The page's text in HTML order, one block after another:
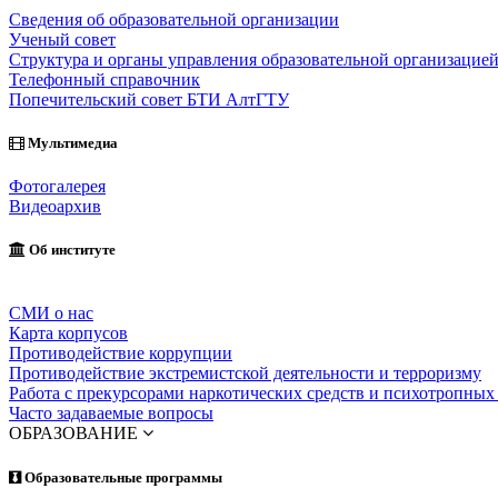
Сведения об образовательной организации
Ученый совет
Структура и органы управления образовательной организацией
Телефонный справочник
Попечительский совет БТИ АлтГТУ
Мультимедиа
Фотогалерея
Видеоархив
Об институте
СМИ о нас
Карта корпусов
Противодействие коррупции
Противодействие экстремистской деятельности и терроризму
Работа с прекурсорами наркотических средств и
Часто задаваемые вопросы
ОБРАЗОВАНИЕ
Образовательные программы